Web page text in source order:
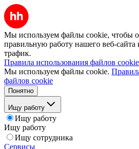
Мы используем файлы cookie, чтобы
правильную работу нашего веб-сайта
трафик.
Правила использования файлов cookie
Мы используем файлы cookie.
файлов cookie
Понятно
Ищу работу
Ищу работу
Ищу работу
Ищу сотрудника
Сервисы